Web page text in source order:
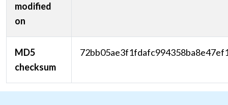
modified
on
MD5
checksum